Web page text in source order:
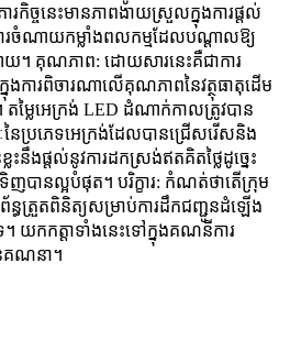
រកិច្ចនេះមានភាពងាយស្រួលក្នុងការផ្តល់
ារចំណាយកម្លាំងពលកម្មដែលបណ្តាលឱ្យ
គុណភាព: ដោយសារនេះគឺជាការ
ការពិចារណាលើគុណភាពនៃវត្ថុធាតុដើម
តម្លៃអេក្រង់ LED ដំណាក់កាលត្រូវបាន
រភេទអេក្រង់ដែលបានជ្រើសរើសនិង
ងផ្តល់នូវការដកស្រង់ឥតគិតថ្លៃដូច្នេះ
ញបានល្អបំផុត។ បរិក្ខារ: កំណត់ថាតើក្រុម
ធត្រួតពិនិត្យសម្រាប់ការដឹកជញ្ជូនដំឡើង
េ។ យកកត្តាទាំងនេះទៅក្នុងគណនីការ
គណនា។